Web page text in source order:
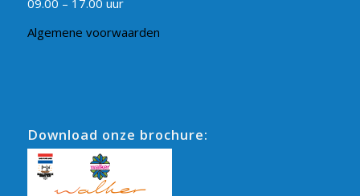
Algemene voorwaarden
Download onze brochure: